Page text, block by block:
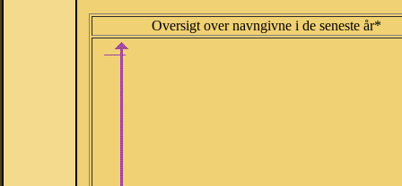
Oversigt over navngivne i de seneste år*